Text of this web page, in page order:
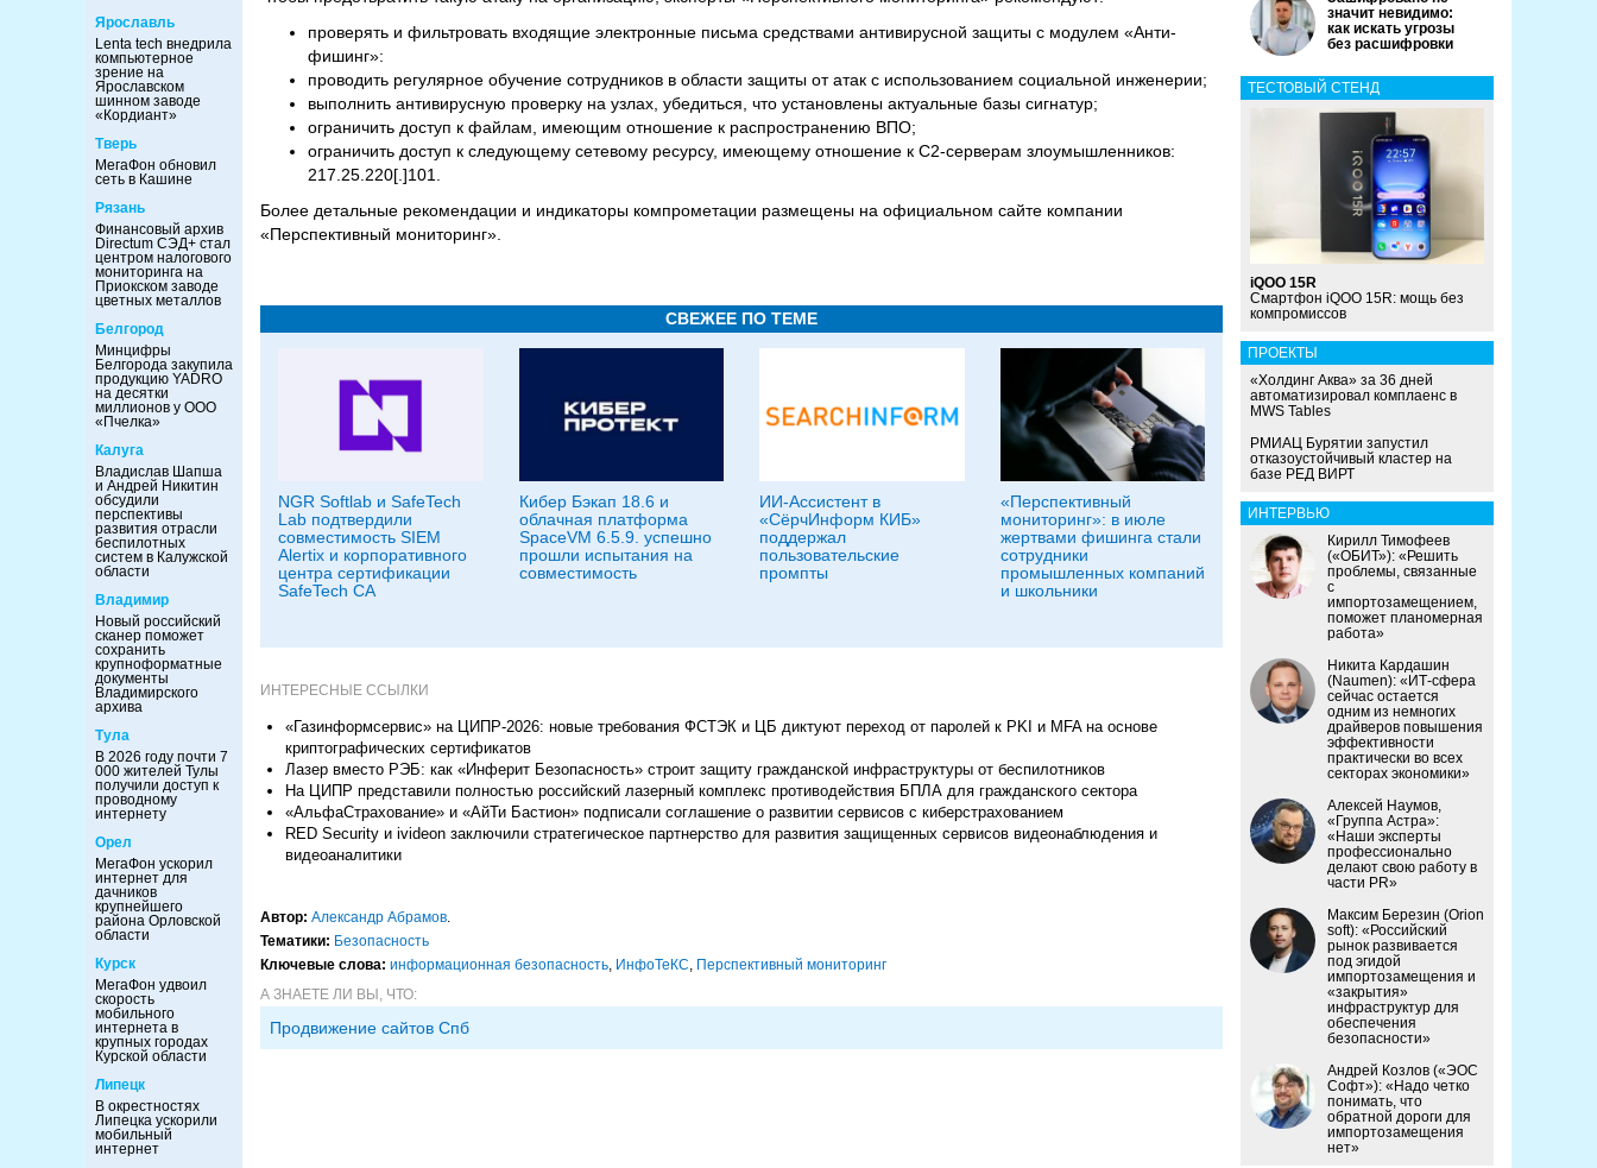
Ярославль
Lenta tech внедрила
компьютерное
зрение на
Ярославском
шинном заводе
«Кордиант»
Тверь
МегаФон обновил
сеть в Кашине
Рязань
Финансовый архив
Directum СЭД+ стал
центром налогового
мониторинга на
Приокском заводе
цветных металлов
Белгород
Минцифры
Белгорода закупила
продукцию YADRO
на десятки
миллионов у ООО
«Пчелка»
Калуга
Владислав Шапша
и Андрей Никитин
обсудили
перспективы
развития отрасли
беспилотных
систем в Калужской
области
Владимир
Новый российский
сканер поможет
сохранить
крупноформатные
документы
Владимирского
архива
Тула
В 2026 году почти 7
000 жителей Тулы
получили доступ к
проводному
интернету
Орел
МегаФон ускорил
интернет для
дачников
крупнейшего
района Орловской
области
Курск
МегаФон удвоил
скорость
мобильного
интернета в
крупных городах
Курской области
Липецк
В окрестностях
Липецка ускорили
мобильный
интернет
проверять и фильтровать входящие электронные письма средствами антивирусной защиты c модулем «Анти-
фишинг»:
проводить регулярное обучение сотрудников в области защиты от атак с использованием социальной инженерии;
выполнить антивирусную проверку на узлах, убедиться, что установлены актуальные базы сигнатур;
ограничить доступ к файлам, имеющим отношение к распространению ВПО;
ограничить доступ к следующему сетевому ресурсу, имеющему отношение к C2-серверам злоумышленников:
217.25.220[.]101.
Более детальные рекомендации и индикаторы компрометации размещены на официальном сайте компании
«Перспективный мониторинг».
СВЕЖЕЕ ПО ТЕМЕ
NGR Softlab и SafeTech
Lab подтвердили
совместимость SIEM
Alertix и корпоративного
центра сертификации
SafeTech CA
Кибер Бэкап 18.6 и
облачная платформа
SpaceVM 6.5.9. успешно
прошли испытания на
совместимость
ИИ-Ассистент в
«СёрчИнформ КИБ»
поддержал
пользовательские
промпты
«Перспективный
мониторинг»: в июле
жертвами фишинга стали
сотрудники
промышленных компаний
и школьники
ИНТЕРЕСНЫЕ ССЫЛКИ
«Газинформсервис» на ЦИПР-2026: новые требования ФСТЭК и ЦБ диктуют переход от паролей к PKI и MFA на основе
криптографических сертификатов
Лазер вместо РЭБ: как «Инферит Безопасность» строит защиту гражданской инфраструктуры от беспилотников
На ЦИПР представили полностью российский лазерный комплекс противодействия БПЛА для гражданского сектора
«АльфаСтрахование» и «АйТи Бастион» подписали соглашение о развитии сервисов с киберстрахованием
RED Security и ivideon заключили стратегическое партнерство для развития защищенных сервисов видеонаблюдения и
видеоаналитики
Автор: Александр Абрамов.
Тематики: Безопасность
Ключевые слова: информационная безопасность, ИнфоТеКС, Перспективный мониторинг
А ЗНАЕТЕ ЛИ ВЫ, ЧТО:
Продвижение сайтов Спб
значит невидимо:
как искать угрозы
без расшифровки
ТЕСТОВЫЙ СТЕНД
iQOO 15R
Смартфон iQOO 15R: мощь без
компромиссов
ПРОЕКТЫ
«Холдинг Аква» за 36 дней
автоматизировал комплаенс в
MWS Tables
РМИАЦ Бурятии запустил
отказоустойчивый кластер на
базе РЕД ВИРТ
ИНТЕРВЬЮ
Кирилл Тимофеев
(«ОБИТ»): «Решить
проблемы, связанные
с
импортозамещением,
поможет планомерная
работа»
Никита Кардашин
(Naumen): «ИТ-сфера
сейчас остается
одним из немногих
драйверов повышения
эффективности
практически во всех
секторах экономики»
Алексей Наумов,
«Группа Астра»:
«Наши эксперты
профессионально
делают свою работу в
части PR»
Максим Березин (Orion
soft): «Российский
рынок развивается
под эгидой
импортозамещения и
«закрытия»
инфраструктур для
обеспечения
безопасности»
Андрей Козлов («ЭОС
Софт»): «Надо четко
понимать, что
обратной дороги для
импортозамещения
нет»